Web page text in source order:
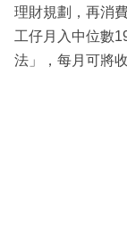
理財規劃，再消
工仔月入中位數
法」，每月可將